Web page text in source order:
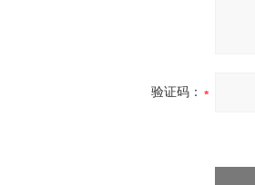
验证码：